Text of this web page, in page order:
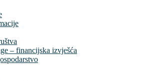
– financijska izvješća